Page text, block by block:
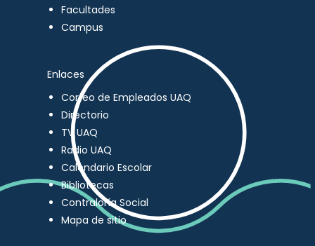
Facultades
Campus
Enlaces
Correo de Empleados UAQ
Directorio
TV UAQ
Radio UAQ
Calendario Escolar
Bibliotecas
Contraloría Social
Mapa de sitio